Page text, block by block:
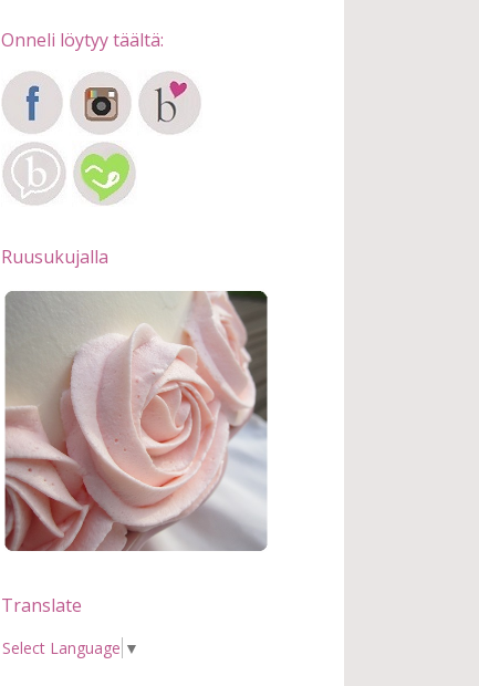
Onneli löytyy täältä:
Ruusukujalla
Translate
Select Language ▼